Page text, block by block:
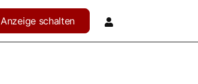
Anzeige schalten